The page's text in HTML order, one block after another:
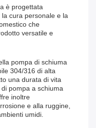
è progettata
cura personale e la
che
versatile e
pompa di schiuma
304/316 di alta
una durata di vita
pompa a schiuma
inoltre
e alla ruggine,
umidi.